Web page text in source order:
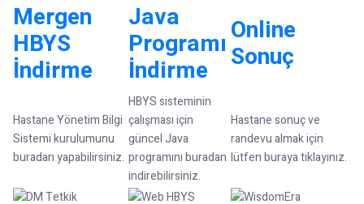
Mergen
HBYS
İndirme
Java
Programı
İndirme
Online
Sonuç
Hastane Yönetim Bilgi
Sistemi kurulumunu
buradan yapabilirsiniz.
HBYS sisteminin
çalışması için
güncel Java
programını buradan
indirebilirsiniz.
Hastane sonuç ve
randevu almak için
lütfen buraya tıklayınız.